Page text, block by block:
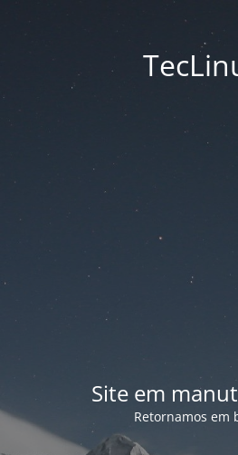
Site em
Retornamos em